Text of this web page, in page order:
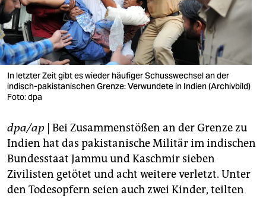
wahrheit
verlag
verlag
veranstaltungen
fragen & hilfe
unterstützen
abo
In letzter Zeit gibt es wieder häufiger Schusswechsel an der
indisch-pakistanischen Grenze: Verwundete in Indien (Archivbild)
Foto: dpa
dpa/ap | Bei Zusammenstößen an der Grenze zu
Indien hat das pakistanische Militär im indischen
Bundesstaat Jammu und Kaschmir sieben
Zivilisten getötet und acht weitere verletzt. Unter
den Todesopfern seien auch zwei Kinder, teilten